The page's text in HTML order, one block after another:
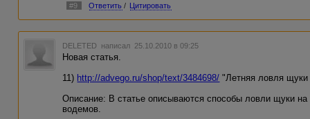
#9 Ответить / Цитировать
DELETED написал 25.10.2010 в 09:25
Новая статья.
11) http://advego.ru/shop/text/3484698/ "Летняя ловля
Описание: В статье описываются способы ловли щуки
водемов.